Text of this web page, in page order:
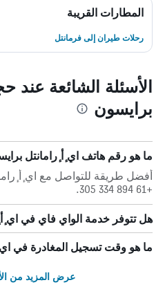
المطارات القريبة
رحلات طيران إلى فرمانتل
الأسئلة الشائعة عند
برايسون
ما هو رقم هاتف اي ٕأ ٕرامانتل
أفضل طريقة للتواصل مع اي ٕأ
+61 894 334 305.
هل تتوفر خدمة الواي فاي في اي
ما هو وقت تسجيل المغادرة في اي
عرض المزيد من